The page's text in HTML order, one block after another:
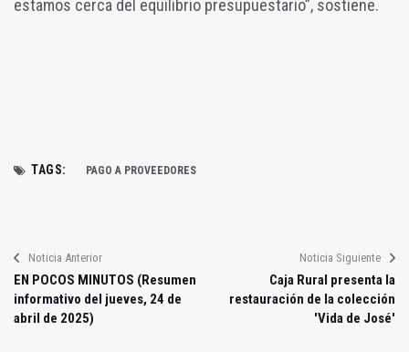
estamos cerca del equilibrio presupuestario”, sostiene.
TAGS: PAGO A PROVEEDORES
Noticia Anterior
EN POCOS MINUTOS (Resumen
informativo del jueves, 24 de
abril de 2025)
Noticia Siguiente
Caja Rural presenta la
restauración de la colección
'Vida de José'